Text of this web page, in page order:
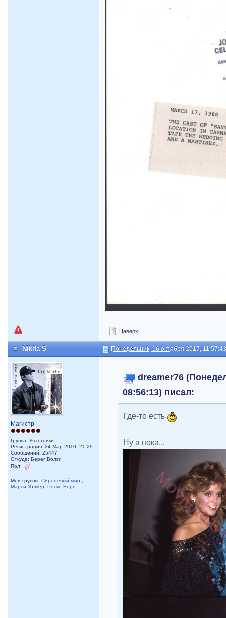
Наверх
Nikita S Понедельник, 16 октября 2017,
Магистр
Группа: Участники
Регистрация: 24 Мар 2010, 21:29
Сообщений: 25447
Откуда: Берег Волги
Пол:
Мои группы:Сиреневый мир ,
Марси Уолкер,Роско Борн
dreamer76
08:56:13) писал:
Где-то есть
Ну а пока...